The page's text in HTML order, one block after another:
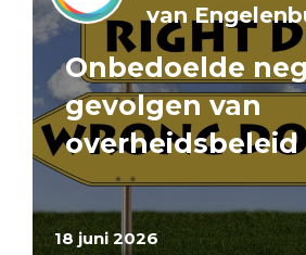
18 juni 2026
van
Onbedoelde
gevolgen van
overheidsbeleid